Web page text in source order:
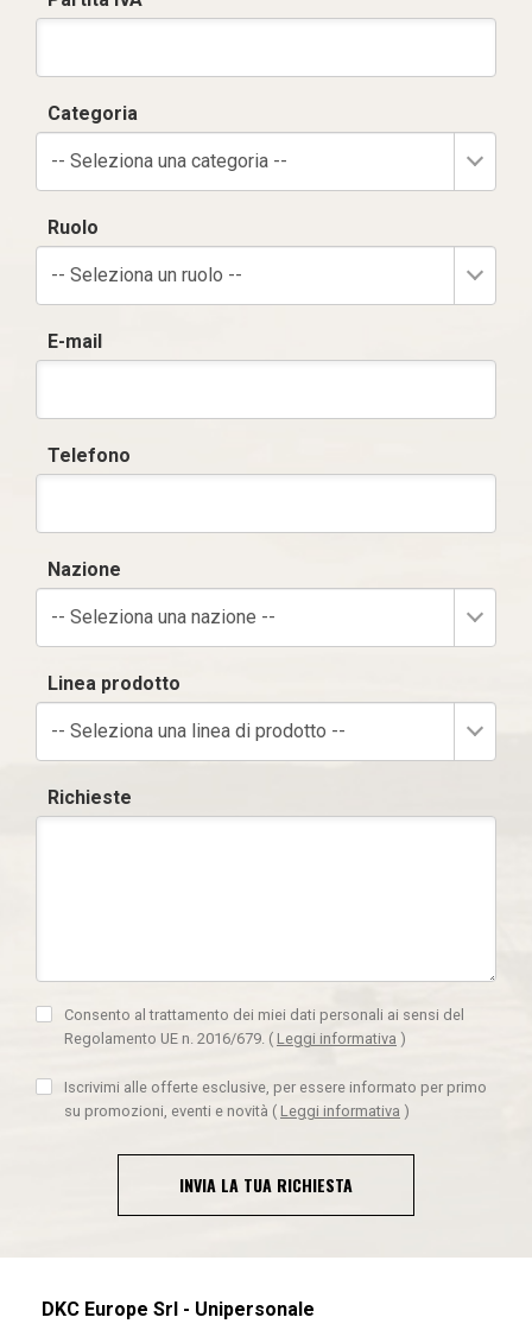
Categoria
-- Seleziona una categoria --
Ruolo
-- Seleziona un ruolo --
E-mail
Telefono
Nazione
-- Seleziona una nazione --
Linea prodotto
-- Seleziona una linea di prodotto --
Richieste
Consento al trattamento dei miei dati personali ai sensi del
Regolamento UE n. 2016/679. ( Leggi informativa )
Iscrivimi alle offerte esclusive, per essere informato per primo
su promozioni, eventi e novità ( Leggi informativa )
INVIA LA TUA RICHIESTA
DKC Europe Srl - Unipersonale